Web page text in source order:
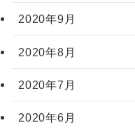
2020年9月
2020年8月
2020年7月
2020年6月